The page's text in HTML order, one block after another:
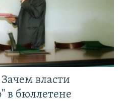
власти
в бюллетене